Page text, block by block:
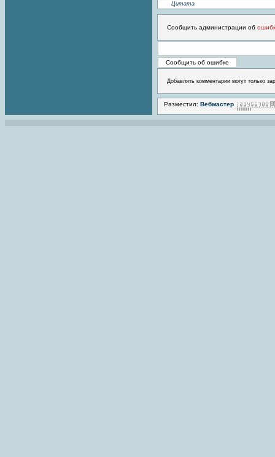
Цитата
Сообщить администрации об
Добавлять комментарии могут только
Разместил: Вебмастер